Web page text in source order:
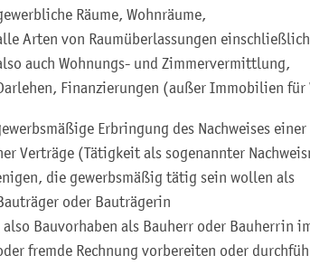
Räume, Wohnräume,
Arten von Raumüberlassungen
auch Wohnungs- und Zimmervermittlung,
Finanzierungen (außer Immobilien
Erbringung des Nachweises
Verträge (Tätigkeit als sogenannter
die gewerbsmäßig tätig sein wollen als
oder Bauträgerin
also Bauvorhaben als Bauherr oder Bauherrin
fremde Rechnung vorbereiten oder